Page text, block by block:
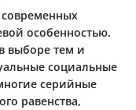
особенностью.
выборе тем и
социальные
серийные
равенства,